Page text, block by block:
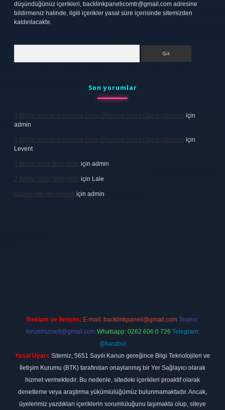
düşündüğünüz içerikleri, backlinkpanelicomtr@gmail.com adresine
bildirmeniz halinde, ilgili içerikler yasal süre içerisinde sitemizden
kaldırılacaktır.
Son yorumlar
3 Bilgiyi Işleme Kuramına Göre Öğrenme Nasıl Olur Açıklayınız için
admin
3 Bilgiyi Işleme Kuramına Göre Öğrenme Nasıl Olur Açıklayınız için
Levent
2 Belge Nasıl Birleştirilir için admin
2 Belge Nasıl Birleştirilir için Lale
Baskın Alel Ne Demek için admin
Reklam ve İletişim: E-mail: backlinkpaneli@gmail.com Teams:
forumhizmeti@gmail.com Whatsapp: 0262 606 0 726 Telegram:
@karabul
Yasal Uyarı: Sitemiz, 5651 Sayılı Kanun gereğince Bilgi Teknolojileri ve
İletişim Kurumu (BTK) tarafından onaylanmış bir Yer Sağlayıcı olarak
hizmet vermektedir. Bu nedenle, sitedeki içerikleri proaktif olarak
denetleme veya araştırma yükümlülüğümüz bulunmamaktadır. Ancak,
üyelerimiz yazdıkları içeriklerin sorumluluğunu taşımakta olup, siteye